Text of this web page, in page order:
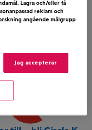
dina
Lagra och/eller få
reklam och
angående målgrupp
Jag accepterar